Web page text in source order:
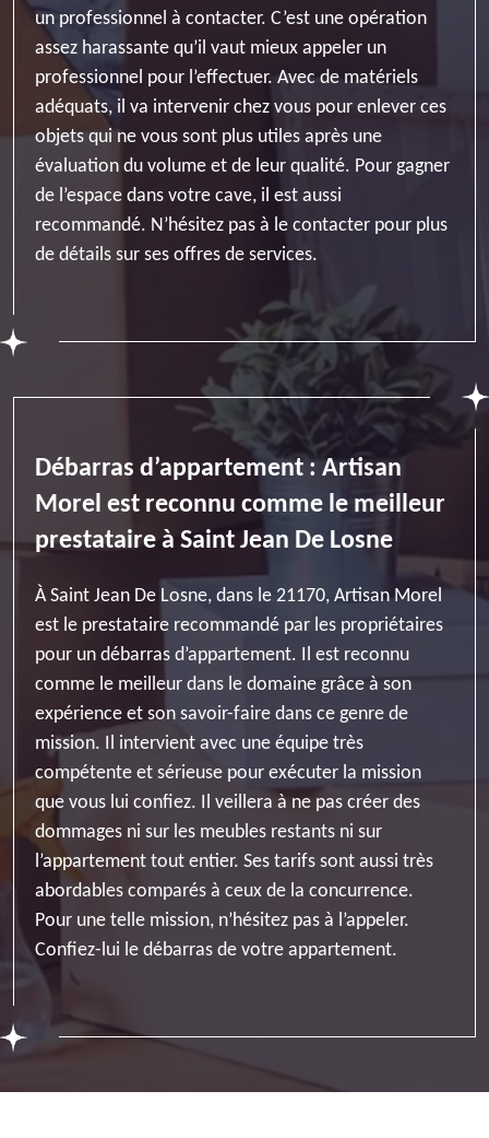
un professionnel à contacter. C’est une opération
assez harassante qu’il vaut mieux appeler un
professionnel pour l’effectuer. Avec de matériels
adéquats, il va intervenir chez vous pour enlever ces
objets qui ne vous sont plus utiles après une
évaluation du volume et de leur qualité. Pour gagner
de l’espace dans votre cave, il est aussi
recommandé. N’hésitez pas à le contacter pour plus
de détails sur ses offres de services.
Débarras d’appartement : Artisan
Morel est reconnu comme le meilleur
prestataire à Saint Jean De Losne
À Saint Jean De Losne, dans le 21170, Artisan Morel
est le prestataire recommandé par les propriétaires
pour un débarras d’appartement. Il est reconnu
comme le meilleur dans le domaine grâce à son
expérience et son savoir-faire dans ce genre de
mission. Il intervient avec une équipe très
compétente et sérieuse pour exécuter la mission
que vous lui confiez. Il veillera à ne pas créer des
dommages ni sur les meubles restants ni sur
l’appartement tout entier. Ses tarifs sont aussi très
abordables comparés à ceux de la concurrence.
Pour une telle mission, n’hésitez pas à l’appeler.
Confiez-lui le débarras de votre appartement.